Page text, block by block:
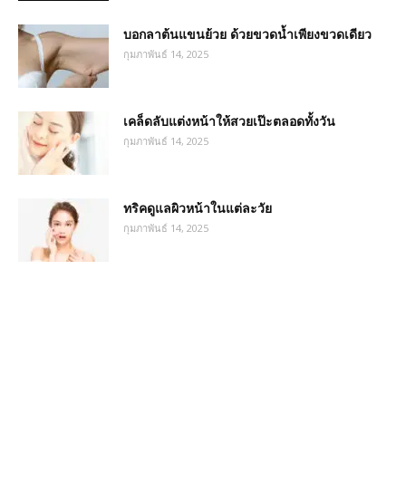
บอกลาต้นแขนย้วย ด้วยขวดน้ำเพียงขวดเดียว
กุมภาพันธ์ 14, 2025
เคล็ดลับแต่งหน้าให้สวยเป๊ะตลอดทั้งวัน
กุมภาพันธ์ 14, 2025
ทริคดูแลผิวหน้าในแต่ละวัย
กุมภาพันธ์ 14, 2025